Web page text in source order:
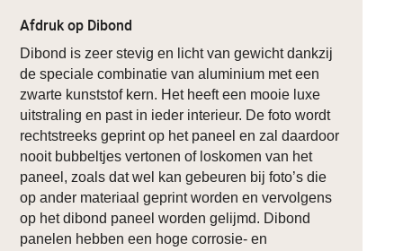
Afdruk op Dibond
Dibond is zeer stevig en licht van gewicht dankzij
de speciale combinatie van aluminium met een
zwarte kunststof kern. Het heeft een mooie luxe
uitstraling en past in ieder interieur. De foto wordt
rechtstreeks geprint op het paneel en zal daardoor
nooit bubbeltjes vertonen of loskomen van het
paneel, zoals dat wel kan gebeuren bij foto’s die
op ander materiaal geprint worden en vervolgens
op het dibond paneel worden gelijmd. Dibond
panelen hebben een hoge corrosie- en